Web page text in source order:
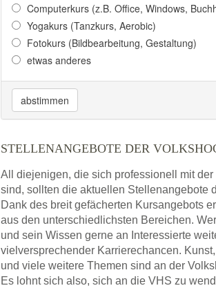
Computerkurs (z.B. Office, Windows,
Yogakurs (Tanzkurs, Aerobic)
Fotokurs (Bildbearbeitung, Gestaltung)
etwas anderes
abstimmen
STELLENANGEBOTE DER
All diejenigen, die sich professionell mit
sind, sollten die aktuellen Stellenangebote
Dank des breit gefächerten Kursangebots
aus den unterschiedlichsten Bereichen.
und sein Wissen gerne an Interessierte
vielversprechender Karrierechancen.
und viele weitere Themen sind an der
Es lohnt sich also, sich an die VHS zu